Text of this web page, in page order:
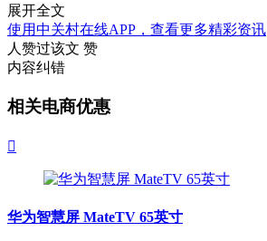
展开全文
使用中关村在线APP，查看更多精彩资讯
人赞过该文 赞
内容纠错
相关电商优惠

华为智慧屏 MateTV 65英寸